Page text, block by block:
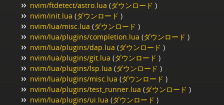
nvim/ftdetect/astro.lua (ダウンロード )
nvim/init.lua (ダウンロード )
nvim/lua/misc.lua (ダウンロード )
nvim/lua/plugins/completion.lua (ダウンロード )
nvim/lua/plugins/dap.lua (ダウンロード )
nvim/lua/plugins/git.lua (ダウンロード )
nvim/lua/plugins/lsp.lua (ダウンロード )
nvim/lua/plugins/misc.lua (ダウンロード )
nvim/lua/plugins/test_runner.lua (ダウンロード )
nvim/lua/plugins/ui.lua (ダウンロード )